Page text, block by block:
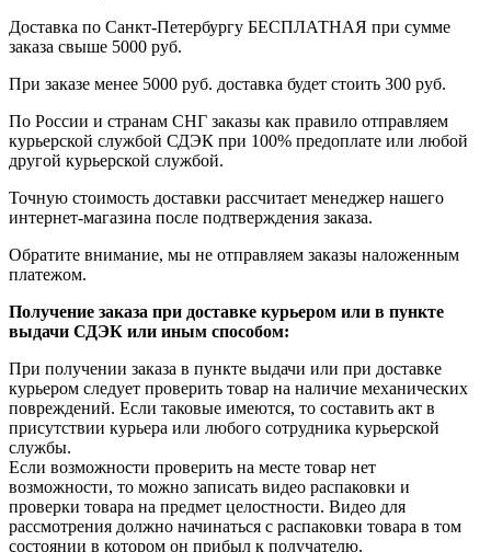
Доставка по Санкт-Петербургу БЕСПЛАТНАЯ при сумме
заказа свыше 5000 руб.
При заказе менее 5000 руб. доставка будет стоить 300 руб.
По России и странам СНГ заказы как правило отправляем
курьерской службой СДЭК при 100% предоплате или любой
другой курьерской службой.
Точную стоимость доставки рассчитает менеджер нашего
интернет-магазина после подтверждения заказа.
Обратите внимание, мы не отправляем заказы наложенным
платежом.
Получение заказа при доставке курьером или в пункте
выдачи СДЭК или иным способом:
При получении заказа в пункте выдачи или при доставке
курьером следует проверить товар на наличие механических
повреждений. Если таковые имеются, то составить акт в
присутствии курьера или любого сотрудника курьерской
службы.
Если возможности проверить на месте товар нет
возможности, то можно записать видео распаковки и
проверки товара на предмет целостности. Видео для
рассмотрения должно начинаться с распаковки товара в том
состоянии в котором он прибыл к получателю.